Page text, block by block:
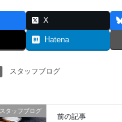
X
Hatena
スタッフブログ
スタッフブログ
前の記事